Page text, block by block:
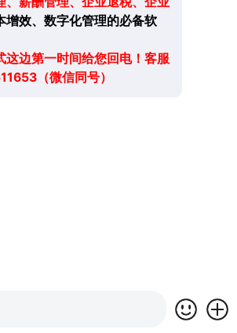
增效、数字化管理的必备软
这边第一时间给您回电！客服
（微信同号）